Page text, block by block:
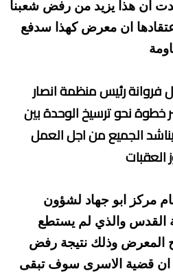
ان هذا يزيد من رفض شعبنا
ان معرض كهذا سدفع
فروانة رئيس منظمة انصار
خطوة نحو ترسيخ الوحدة بين
الجميع من اجل العمل
مركز ابو جهاد لشؤون
القدس والذي لم يستطع
المعرض وذلك نتيجة رفض
ان قضية الاسرى سوف تبقى